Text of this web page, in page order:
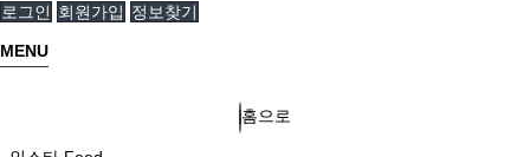
로그인 회원가입 정보찾기
MENU
홈으로